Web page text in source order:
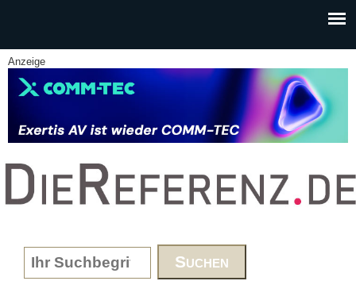
Anzeige
www.DieReferenz.de
Search form